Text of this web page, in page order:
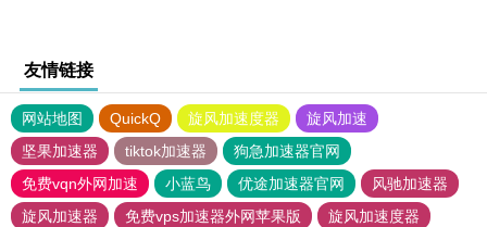
友情链接
网站地图 QuickQ 旋风加速度器
旋风加速
坚果加速器
tiktok加速器
狗急加速器官网
免费vqn外网加速
小蓝鸟 优途加速器官网
风驰加速器
旋风加速器
免费vps加速器外网苹果版
旋风加速度器